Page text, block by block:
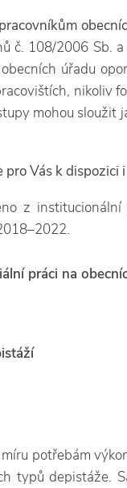
č. 108/2006 Sb.
úřadu
nikoliv
mohou sloužit
Vás k dispozici
z
práci na
potřebám
typů depistáže.